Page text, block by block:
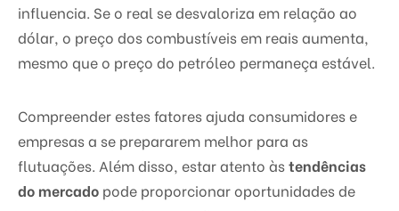
influencia. Se o real se desvaloriza em relação ao
dólar, o preço dos combustíveis em reais aumenta,
mesmo que o preço do petróleo permaneça estável.
Compreender estes fatores ajuda consumidores e
empresas a se prepararem melhor para as
flutuações. Além disso, estar atento àstendências
do mercado pode proporcionar oportunidades de